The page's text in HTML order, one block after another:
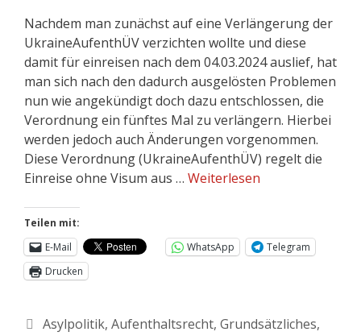
Nachdem man zunächst auf eine Verlängerung der
UkraineAufenthÜV verzichten wollte und diese
damit für einreisen nach dem 04.03.2024 auslief, hat
man sich nach den dadurch ausgelösten Problemen
nun wie angekündigt doch dazu entschlossen, die
Verordnung ein fünftes Mal zu verlängern. Hierbei
werden jedoch auch Änderungen vorgenommen.
Diese Verordnung (UkraineAufenthÜV) regelt die
Einreise ohne Visum aus … Weiterlesen
Teilen mit:
E-Mail
WhatsApp
Telegram
Drucken
Asylpolitik, Aufenthaltsrecht, Grundsätzliches,